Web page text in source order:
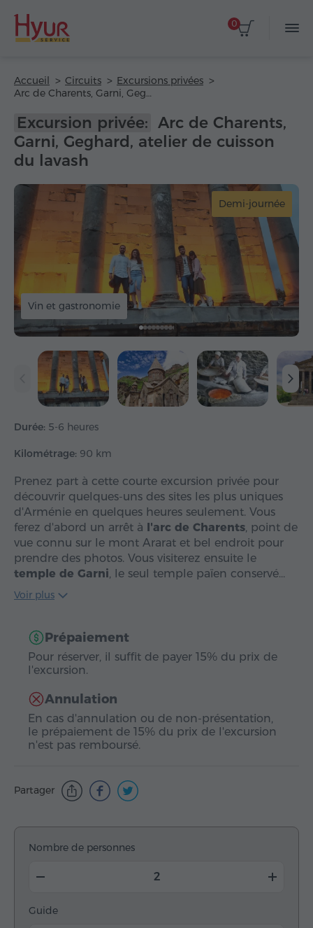
0
Accueil Circuits
Excursions privées
Arc de Charents, Garni, Geghard, atelier de cuisson du lavash
Excursion privée: Arc de Charents,
Garni, Geghard, atelier de cuisson
du lavash
Demi-journée
Vin et gastronomie
Durée: 5-6 heures
Kilométrage: 90 km
Prenez part à cette courte excursion privée pour
découvrir quelques-uns des sites les plus uniques
d'Arménie en quelques heures seulement. Vous
ferez d'abord un arrêt à
l'arc de Charents, point de
vue connu sur le mont Ararat et bel endroit pour
prendre des photos. Vous visiterez ensuite le
temple de Garni, le seul temple païen conservé…
Voir plus
Prépaiement
Pour réserver, il suffit de payer 15% du prix de
l'excursion.
Annulation
En cas d'annulation ou de non-présentation,
le prépaiement de 15% du prix de l'excursion
n'est pas remboursé.
Partager
Nombre de personnes
Guide